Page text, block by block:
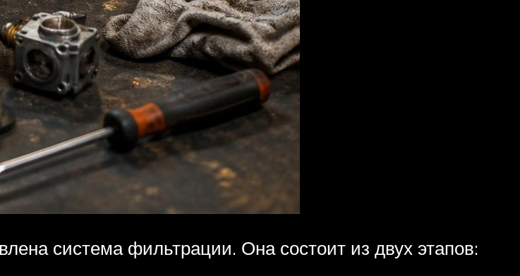
система фильтрации. Она состоит из двух этапов: